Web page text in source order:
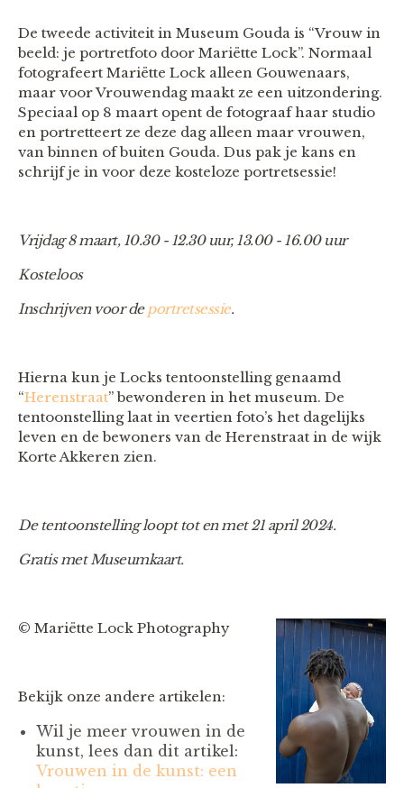
De tweede activiteit in Museum Gouda is “Vrouw in
beeld: je portretfoto door Mariëtte Lock”. Normaal
fotografeert Mariëtte Lock alleen Gouwenaars,
maar voor Vrouwendag maakt ze een uitzondering.
Speciaal op 8 maart opent de fotograaf haar studio
en portretteert ze deze dag alleen maar vrouwen,
van binnen of buiten Gouda. Dus pak je kans en
schrijf je in voor deze kosteloze portretsessie!
Vrijdag 8 maart, 10.30 - 12.30 uur, 13.00 - 16.00 uur
Kosteloos
Inschrijven voor de portretsessie.
Hierna kun je Locks tentoonstelling genaamd
“Herenstraat” bewonderen in het museum. De
tentoonstelling laat in veertien foto’s het dagelijks
leven en de bewoners van de Herenstraat in de wijk
Korte Akkeren zien.
De tentoonstelling loopt tot en met 21 april 2024.
Gratis met Museumkaart.
© Mariëtte Lock Photography
Bekijk onze andere artikelen:
Wil je meer vrouwen in de
kunst, lees dan dit artikel:
Vrouwen in de kunst: een